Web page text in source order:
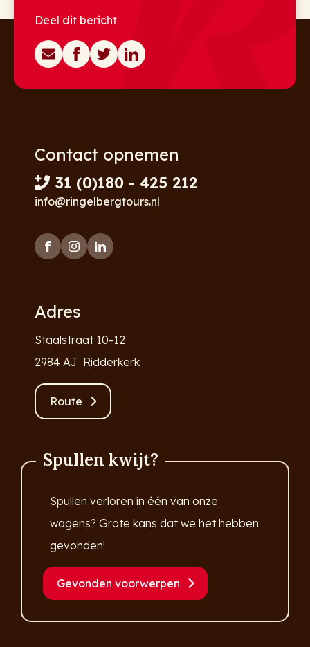
Deel dit bericht
Contact opnemen
31 (0)180 - 425 212
info@ringelbergtours.nl
Adres
Staalstraat 10-12
2984 AJ Ridderkerk
Route
Spullen kwijt?
Spullen verloren in één van onze
wagens? Grote kans dat we het hebben
gevonden!
Gevonden voorwerpen